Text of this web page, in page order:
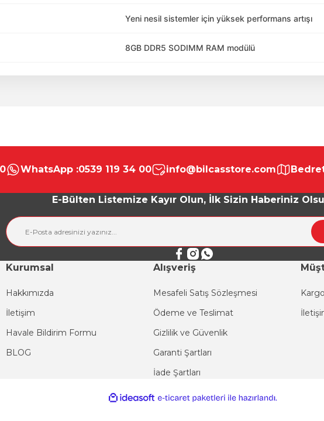
Yeni nesil sistemler için yüksek performans artışı
8GB DDR5 SODIMM RAM modülü
Gönder
WhatsApp :0539 119 34 00 info@bilcasstore.com
E-Bülten Listemize Kayır Olun, İlk Sizin Haberiniz
Kurumsal
Hakkımızda
İletişim
Havale Bildirim Formu
BLOG
Alışveriş
Mesafeli Satış Sözleşmesi
Ödeme ve Teslimat
Gizlilik ve Güvenlik
Garanti Şartları
İade Şartları
ideasoft
e-